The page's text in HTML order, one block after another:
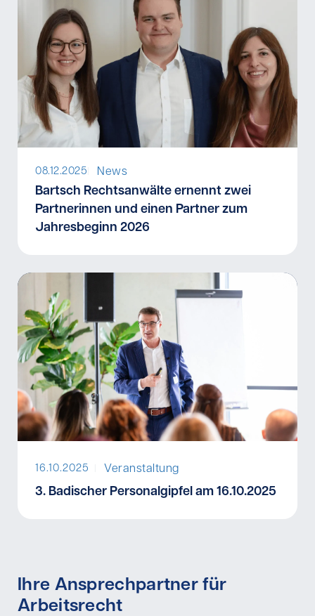
News
08.12.2025
Bartsch Rechtsanwälte ernennt zwei
Partnerinnen und einen Partner zum
Jahresbeginn 2026
16.10.2025 Veranstaltung
3. Badischer Personalgipfel am 16.10.2025
Ihre Ansprechpartner für
Arbeitsrecht